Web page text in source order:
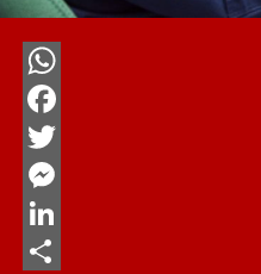
WhatsApp
Facebook
Twitter
Messenger
LinkedIn